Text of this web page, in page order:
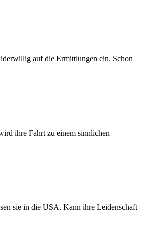
auf die Ermittlungen ein. Schon
ihre Fahrt zu einem sinnlichen
sie in die USA. Kann ihre Leidenschaft